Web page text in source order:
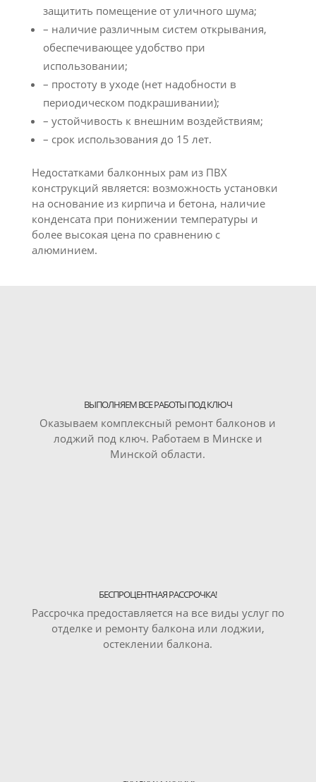
защитить помещение от уличного шума;
– наличие различным систем открывания,
обеспечивающее удобство при
использовании;
– простоту в уходе (нет надобности в
периодическом подкрашивании);
– устойчивость к внешним воздействиям;
– срок использования до 15 лет.
Недостатками балконных рам из ПВХ
конструкций является: возможность установки
на основание из кирпича и бетона, наличие
конденсата при понижении температуры и
более высокая цена по сравнению с
алюминием.
ВЫПОЛНЯЕМ ВСЕ РАБОТЫ ПОД КЛЮЧ
Оказываем комплексный ремонт балконов и
лоджий под ключ. Работаем в Минске и
Минской области.
БЕСПРОЦЕНТНАЯ РАССРОЧКА!
Рассрочка предоставляется на все виды услуг по
отделке и ремонту балкона или лоджии,
остеклении балкона.